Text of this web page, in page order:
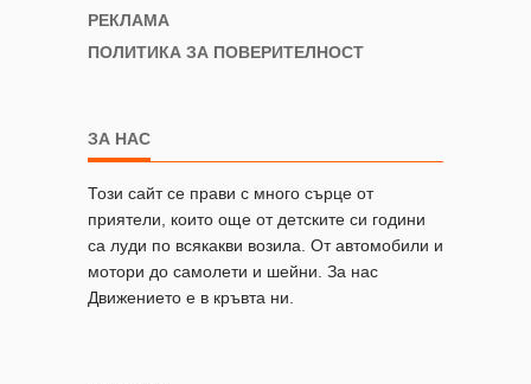
РЕКЛАМА
ПОЛИТИКА ЗА ПОВЕРИТЕЛНОСТ
ЗА НАС
Този сайт се прави с много сърце от
приятели, които още от детските си години
са луди по всякакви возила. От автомобили и
мотори до самолети и шейни. За нас
Движението е в кръвта ни.